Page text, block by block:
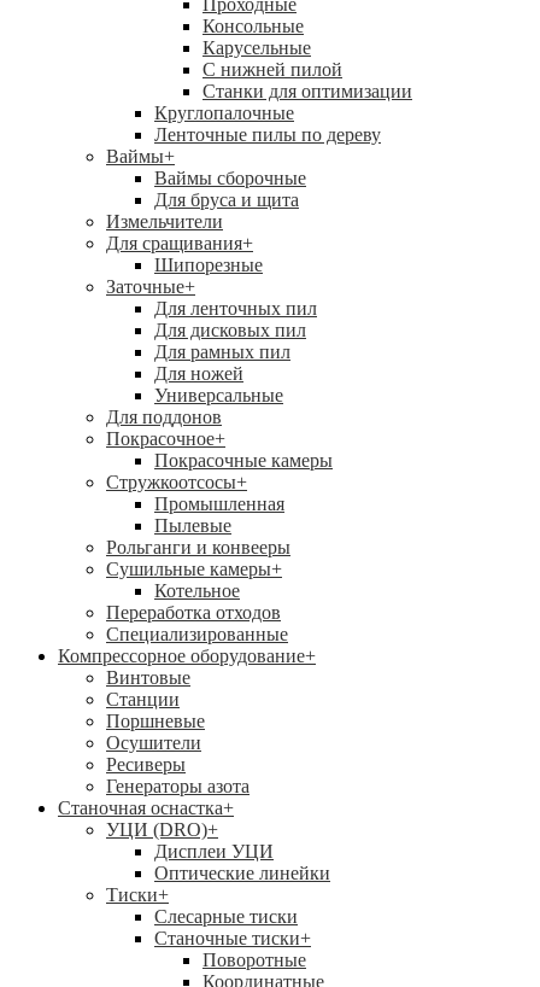
Проходные
Консольные
Карусельные
С нижней пилой
Станки для оптимизации
Круглопалочные
Ленточные пилы по дереву
Ваймы+
Ваймы сборочные
Для бруса и щита
Измельчители
Для сращивания+
Шипорезные
Заточные+
Для ленточных пил
Для дисковых пил
Для рамных пил
Для ножей
Универсальные
Для поддонов
Покрасочное+
Покрасочные камеры
Стружкоотсосы+
Промышленная
Пылевые
Рольганги и конвееры
Сушильные камеры+
Котельное
Переработка отходов
Специализированные
Компрессорное оборудование+
Винтовые
Станции
Поршневые
Осушители
Ресиверы
Генераторы азота
Станочная оснастка+
УЦИ (DRO)+
Дисплеи УЦИ
Оптические линейки
Тиски+
Слесарные тиски
Станочные тиски+
Поворотные
Координатные